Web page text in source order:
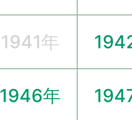
1941年
1946年